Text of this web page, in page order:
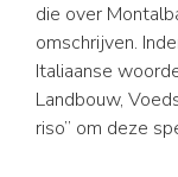
die over
omschrijven.
Italiaanse
Landbouw,
riso” om deze